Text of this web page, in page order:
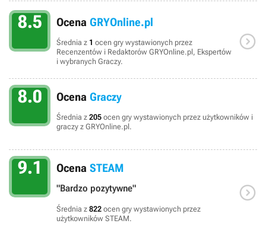
8.5 Ocena GRYOnline.pl
Średnia z 1 ocen gry wystawionych przez
Recenzentów i Redaktorów GRYOnline.pl, Ekspertów
i wybranych Graczy.

8.0 Ocena Graczy
Średnia z 205 ocen gry wystawionych przez użytkowników i
graczy z GRYOnline.pl.
9.1 Ocena STEAM
"Bardzo pozytywne"
Średnia z 822 ocen gry wystawionych przez
użytkowników STEAM.
